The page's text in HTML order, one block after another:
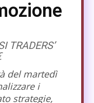
TRADERS’
del martedì
i
strategie,